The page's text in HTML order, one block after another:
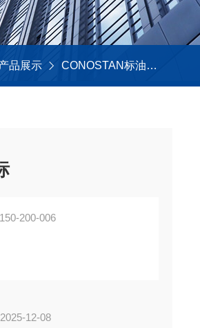
品展示 CONOSTAN标油
200-006
2025-12-08